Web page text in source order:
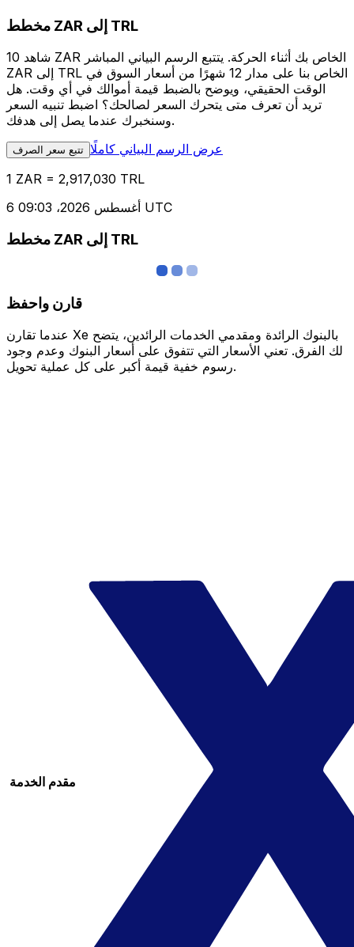
مخطط ZAR إلى TRL
شاهد 10 ZAR الخاص بك أثناء الحركة. يتتبع الرسم البياني المباشر
ZAR إلى TRL الخاص بنا على مدار 12 شهرًا من أسعار السوق في
الوقت الحقيقي، ويوضح بالضبط قيمة أموالك في أي وقت. هل
تريد أن تعرف متى يتحرك السعر لصالحك؟ اضبط تنبيه السعر
وسنخبرك عندما يصل إلى هدفك.
تتبع سعر الصرف عرض الرسم البياني كاملًا
1 ZAR = 2,917,030 TRL
6 أغسطس 2026، 09:03 UTC
مخطط ZAR إلى TRL
قارن واحفظ
عندما تقارن Xe بالبنوك الرائدة ومقدمي الخدمات الرائدين، يتضح
لك الفرق. تعني الأسعار التي تتفوق على أسعار البنوك وعدم وجود
رسوم خفية قيمة أكبر على كل عملية تحويل.
مقدم الخدمة